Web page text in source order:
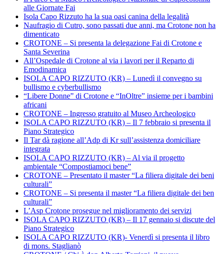
alle Giornate Fai
Isola Capo Rizzuto ha la sua oasi canina della legalità
Naufragio di Cutro, sono passati due anni, ma Crotone non ha
dimenticato
CROTONE – Si presenta la delegazione Fai di Crotone e
Santa Severina
All’Ospedale di Crotone al via i lavori per il Reparto di
Emodinamica
ISOLA CAPO RIZZUTO (KR) – Lunedì il convegno su
bullismo e cyberbullismo
“Libere Donne” di Crotone e “InOltre” insieme per i bambini
africani
CROTONE – Ingresso gratuito al Museo Archeologico
ISOLA CAPO RIZZUTO (KR) – Il 7 febbraio si presenta il
Piano Strategico
Il Tar dà ragione all’Adp di Kr sull’assistenza domiciliare
integrata
ISOLA CAPO RIZZUTO (KR) – Al via il progetto
ambientale “Compostiamoci bene”
CROTONE – Presentato il master “La filiera digitale dei beni
culturali”
CROTONE – Si presenta il master “La filiera digitale dei ben
culturali”
L’Asp Crotone prosegue nel miglioramento dei servizi
ISOLA CAPO RIZZUTO (KR) – Il 17 gennaio si discute del
Piano Strategico
ISOLA CAPO RIZZUTO (KR)- Venerdì si presenta il libro
di mons. Staglianò